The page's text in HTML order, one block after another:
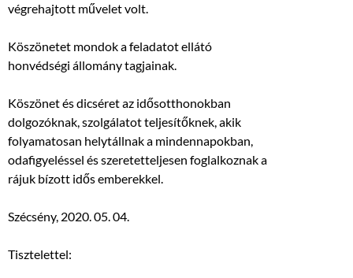
végrehajtott művelet volt.
Köszönetet mondok a feladatot ellátó
honvédségi állomány tagjainak.
Köszönet és dicséret az idősotthonokban
dolgozóknak, szolgálatot teljesítőknek, akik
folyamatosan helytállnak a mindennapokban,
odafigyeléssel és szeretetteljesen foglalkoznak a
rájuk bízott idős emberekkel.
Szécsény, 2020. 05. 04.
Tisztelettel: